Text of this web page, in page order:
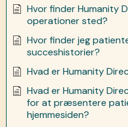
Hvor finder Humanity
operationer sted?
Hvor finder jeg
succeshistorier?
Hvad er Humanity
Hvad er Humanity
for at præsentere
hjemmesiden?